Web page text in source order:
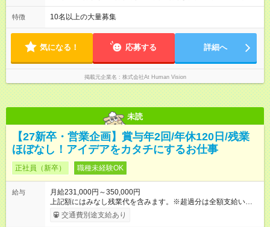
～58万円） 【試用期間】試用期間あり 試用期間の長さ：6ヶ月
※ 雇用形態と給与に、本採用時と異なる部分があります。 雇用
形態：本採用時と同じです。 給与：月給 224,000円 ～ 330,000
円 上記額にはみなし残業代を含みます。※超過分は全額支給い
たします。 みなし残業代 24,000円 ～ 34,000円／月 みなし残業
時間 15時間／月
より異なります。 ※＜シフト例＞ 10:00～19:00／11:00～
20:00 平均労働時間：1ヶ月あたり160時間 ◎実働8時間・休憩1
先に より異なります。 ※＜シフト例＞ 10:00～19:00／11:00
～20:00
特徴 10名以上の大量募集
気になる！ 応募する 詳細へ
掲載元企業名 株式会社At Human Vision
未読
【27新卒・営業企画】賞与年2回/年休120日/残業
ほぼなし！アイデアをカタチにするお仕事
正社員（新卒） 職種未経験OK
給与
月給231,000円～350,000円
上記額にはみなし残業代を含みます。※超過分は全額支給いたし
ます。 みなし残業代 24,000円 ～ 37,000円／月 みなし残業時
間 15時間／月 【給与】 月給： 大卒・院卒 ：243，000
交通費別途支給あり